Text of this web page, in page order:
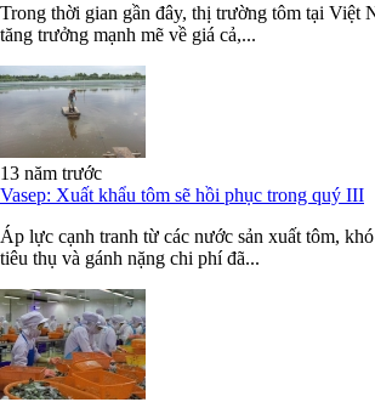
Trong thời gian gần đây, thị trường tôm tại Việt
tăng trưởng mạnh mẽ về giá cả,...
13 năm trước
Vasep: Xuất khẩu tôm sẽ hồi phục trong quý III
Áp lực cạnh tranh từ các nước sản xuất tôm,
tiêu thụ và gánh nặng chi phí đã...